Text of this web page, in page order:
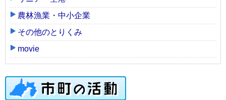
農林漁業・中小企業
その他のとりくみ
movie